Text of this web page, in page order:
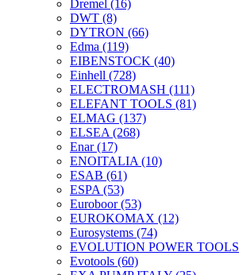
Dremel (16)
DWT (8)
DYTRON (66)
Edma (119)
EIBENSTOCK (40)
Einhell (728)
ELECTROMASH (111)
ELEFANT TOOLS (81)
ELMAG (137)
ELSEA (268)
Enar(17)
ENOITALIA (10)
ESAB (61)
ESPA (53)
Euroboor(53)
EUROKOMAX (12)
Eurosystems (74)
EVOLUTION POWER TOOLS
Evotools (60)